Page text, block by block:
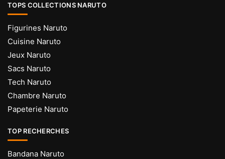
sur
page
du
produit
TOPS COLLECTIONS NARUTO
Figurines Naruto
Cuisine Naruto
Jeux Naruto
Sacs Naruto
Tech Naruto
Chambre Naruto
Papeterie Naruto
TOP RECHERCHES
Bandana Naruto